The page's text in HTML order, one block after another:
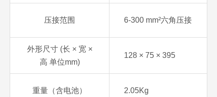
压接范围 6-300 mm²六角压接
外形尺寸 (长 × 宽 ×
高 单位mm)
128 × 75 × 395
重量（含电池） 2.05Kg